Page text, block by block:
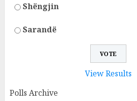
Shëngjin
Sarandë
View Results
Polls Archive